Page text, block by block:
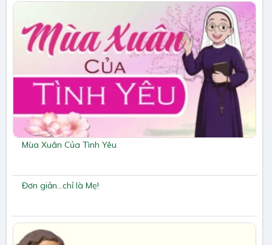
Mùa Xuân Của Tình Yêu
Đơn giản…chỉ là Mẹ!